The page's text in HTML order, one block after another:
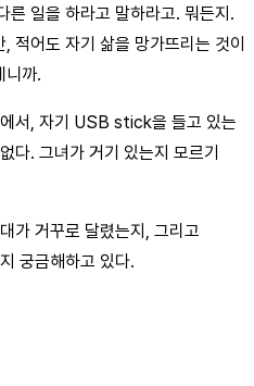
른 일을 하라고 말하라고. 뭐든지.
적어도 자기 삶을 망가뜨리는 것이
니까.
서, 자기 USB stick을 들고 있는
다. 그녀가 거기 있는지 모르기
가 거꾸로 달렸는지, 그리고
궁금해하고 있다.